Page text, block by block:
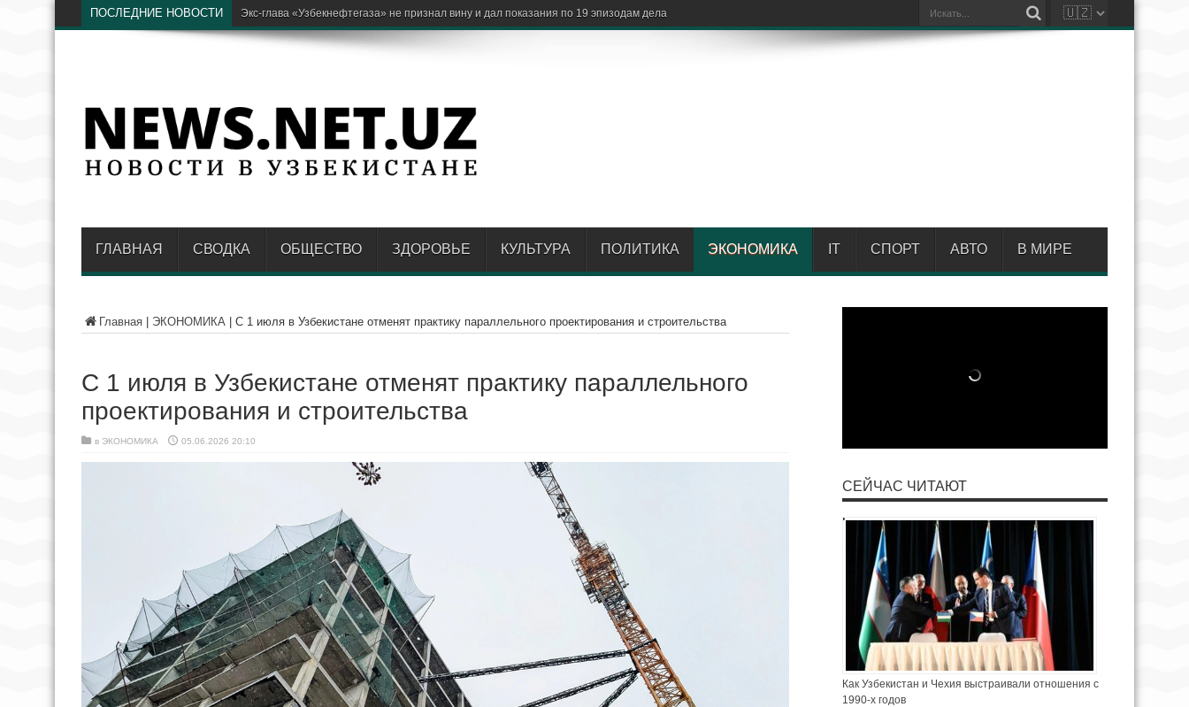
ПОСЛЕДНИЕ НОВОСТИ В AKF
ГЛАВНАЯ СВОДКА ОБЩЕСТВО ЗДОРОВЬЕ КУЛЬТУРА ПОЛИТИКА ЭКОНОМИКА IT СПОРТ АВТО В МИРЕ
Главная ЭКОНОМИКА С 1 июля в Узбекистане отменят практику параллельного проектирования и строительства
С 1 июля в Узбекистане отменят практику параллельного
проектирования и строительства
в ЭКОНОМИКА 05.06.2026 20:10
СЕЙЧАС ЧИТАЮТ
Как Узбекистан и Чехия выстраивали отношения с
1990-х годов